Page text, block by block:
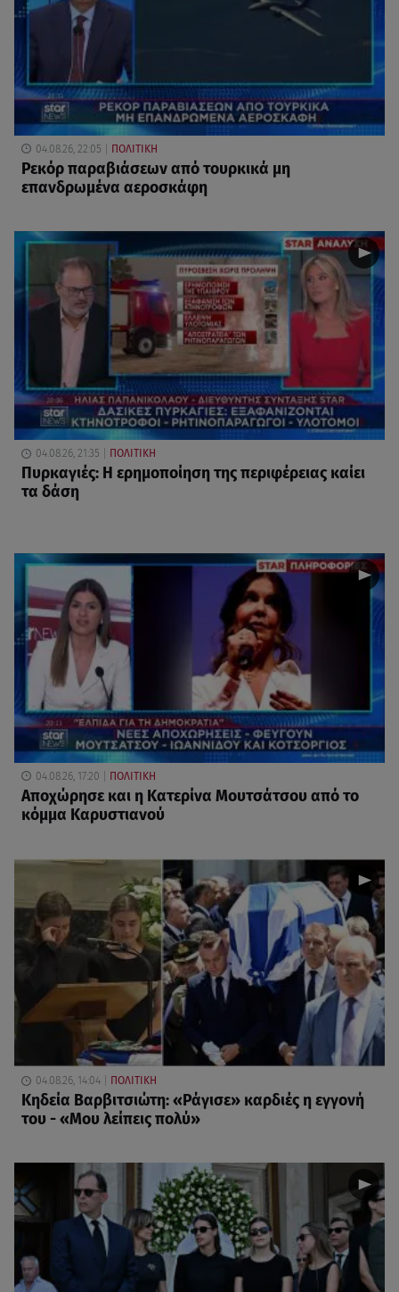
04.08.26, 22:05 ΠΟΛΙΤΙΚΗ
Ρεκόρ παραβιάσεων από τουρκικά μη
επανδρωμένα αεροσκάφη
04.08.26, 21:35 ΠΟΛΙΤΙΚΗ
Πυρκαγιές: Η ερημοποίηση της περιφέρειας καίει
τα δάση
04.08.26, 17:20 ΠΟΛΙΤΙΚΗ
Αποχώρησε και η Κατερίνα Μουτσάτσου από το
κόμμα Καρυστιανού
04.08.26, 14:04 ΠΟΛΙΤΙΚΗ
Κηδεία Βαρβιτσιώτη: «Ράγισε» καρδιές η εγγονή
του - «Μου λείπεις πολύ»